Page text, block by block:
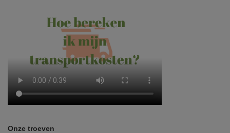
Onze troeven